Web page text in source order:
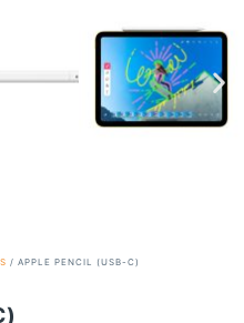
/ APPLE PENCIL (USB-C)